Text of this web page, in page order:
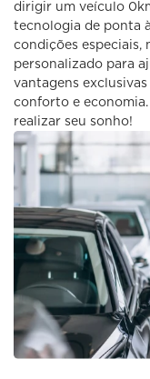
dirigir um veículo
tecnologia de ponta
condições especiais,
personalizado para
vantagens
conforto e
realizar seu sonho!